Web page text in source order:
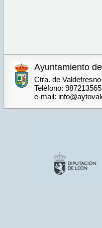
Ayuntamiento
Ctra. de
Teléfono:
e-mail: